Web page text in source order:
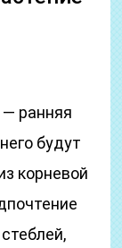
ранняя
будут
корневой